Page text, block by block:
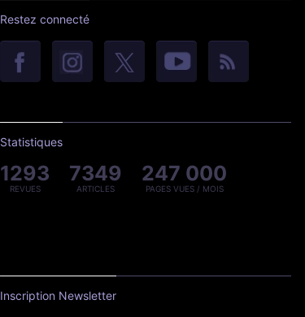
Restez connecté
Statistiques
1293
REVUES
7349
ARTICLES
247 000
PAGES VUES / MOIS
Inscription Newsletter